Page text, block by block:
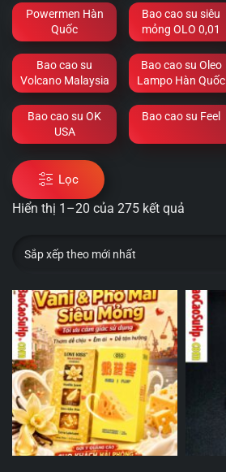
Powermen Hàn
Quốc
Bao cao su siêu
mỏng OLO 0,01
Bao cao su
Volcano Malaysia
Bao cao su Oleo
Lampo Hàn Quốc
Bao cao su OK
USA
Bao cao su Feel
Lọc
Hiển thị 1–20 của 275 kết quả